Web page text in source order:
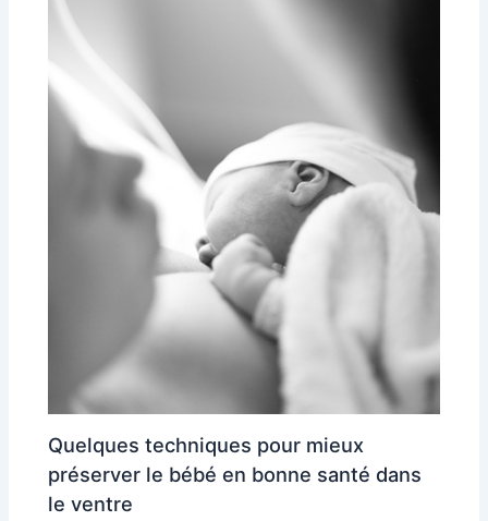
Quelques techniques pour mieux
préserver le bébé en bonne santé dans
le ventre